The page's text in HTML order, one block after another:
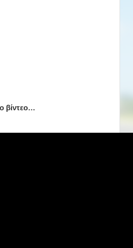
βίντεο…